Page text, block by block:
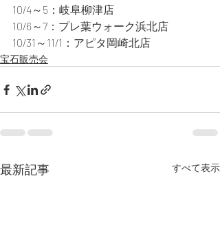
10/4～5：岐阜柳津店
10/6～7：プレ葉ウォーク浜北店
10/31～11/1：アピタ岡崎北店
宝石販売会
最新記事 すべて表示